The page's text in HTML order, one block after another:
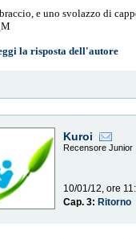
e uno svolazzo di
la risposta dell'autore
Kuroi
Recensore Junior
10/01/12, ore
Cap. 3: Ritorno